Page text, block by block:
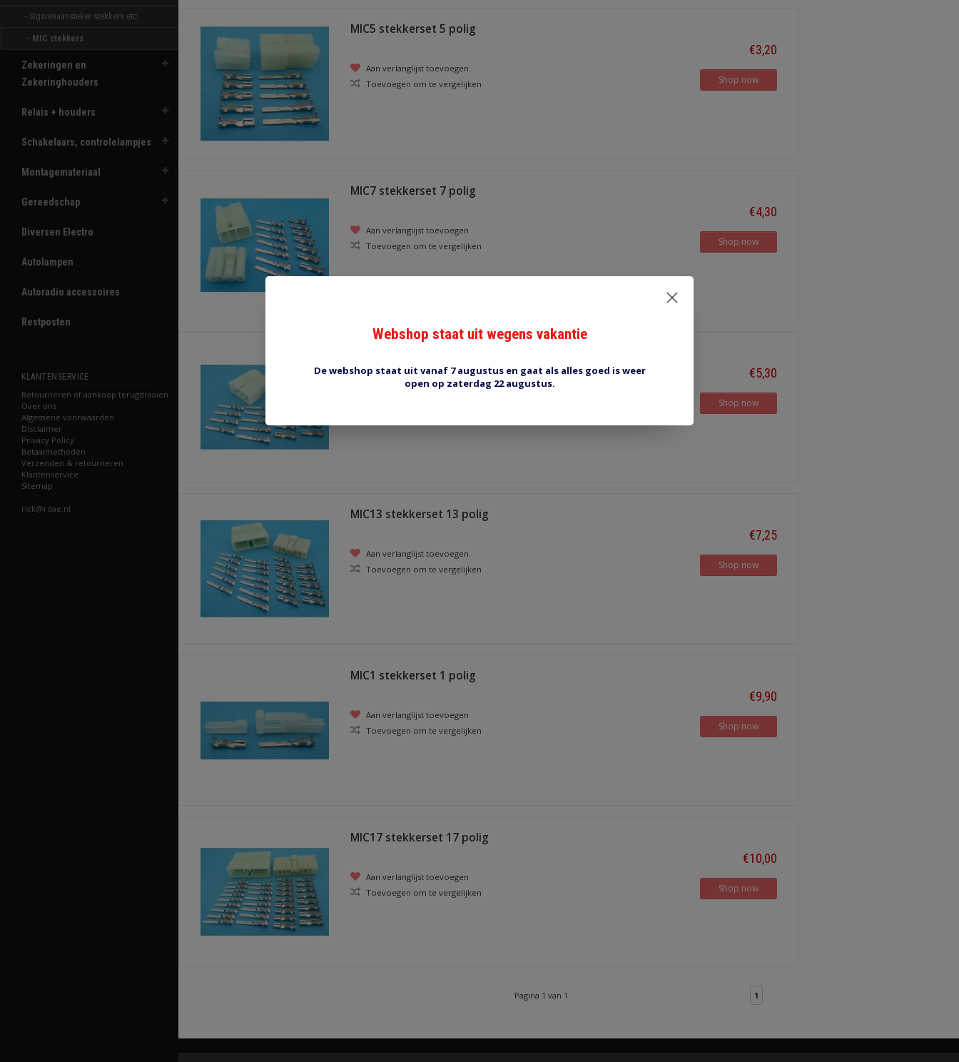
- Sigarenaansteker stekkers etc.
- MIC stekkers
Zekeringen en
Zekeringhouders
Relais + houders
Schakelaars, controlelampjes
Montagemateriaal
Gereedschap
Diversen Electro
Autolampen
Autoradio accessoires
Restposten
KLANTENSERVICE
Retourneren of aankoop terugdraaien
Over ons
Algemene voorwaarden
Disclaimer
Privacy Policy
Betaalmethoden
Verzenden & retourneren
Klantenservice
Sitemap
rick@rdae.nl
MIC5 stekkerset 5 polig
Aan verlanglijst toevoegen
Toevoegen om te vergelijken
€3,20
Shop now
MIC7 stekkerset 7 polig
Aan verlanglijst toevoegen
Toevoegen om te vergelijken
€4,30
Shop now
Aan verlanglijst toevoegen
€5,30
Shop now
MIC13 stekkerset 13 polig
Aan verlanglijst toevoegen
Toevoegen om te vergelijken
€7,25
Shop now
MIC1 stekkerset 1 polig
Aan verlanglijst toevoegen
Toevoegen om te vergelijken
€9,90
Shop now
MIC17 stekkerset 17 polig
Aan verlanglijst toevoegen
Toevoegen om te vergelijken
€10,00
Shop now
Pagina 1 van 1 1
Webshop staat uit wegens vakantie
De webshop staat uit vanaf 7 augustus en gaat als alles goed is weer
open op zaterdag 22 augustus.